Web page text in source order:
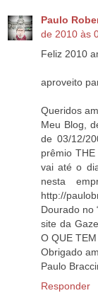
Paulo
de 2010 às
Feliz 2010
aproveito
Queridos
Meu Blog,
de 03/12/
prêmio
vai até o
nesta
http://
Dourado no
site da
O QUE TEM
Obrigado
Paulo
Responder